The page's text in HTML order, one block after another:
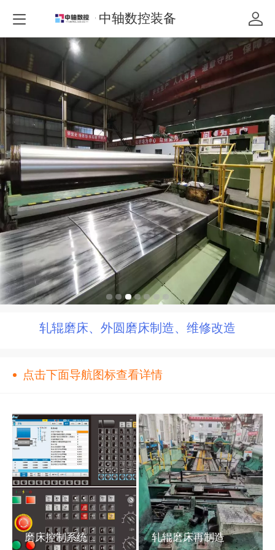
中轴数控装备
轧辊磨床、外圆磨床制造、维修改造
点击下面导航图标查看详情
磨床控制系统 轧辊磨床再制造